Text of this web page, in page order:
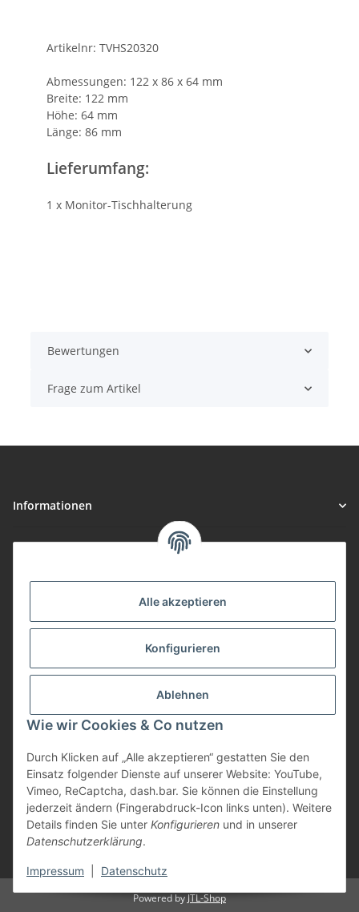
Alle akzeptieren
Konfigurieren
Ablehnen
Wie wir Cookies & Co nutzen
Durch Klicken auf „Alle akzeptieren“ gestatten Sie den
Einsatz folgender Dienste auf unserer Website: YouTube,
Vimeo, ReCaptcha, dash.bar. Sie können die Einstellung
jederzeit ändern (Fingerabdruck-Icon links unten). Weitere
Details finden Sie unter Konfigurieren und in unserer
Datenschutzerklärung.
Impressum Datenschutz
Artikelnr: TVHS20320
Abmessungen: 122 x 86 x 64 mm
Breite: 122 mm
Höhe: 64 mm
Länge: 86 mm
Lieferumfang:
1 x Monitor-Tischhalterung
Bewertungen
Frage zum Artikel
Informationen
Gute Preis/Leistung
viele Zahlungsarten
Günstige Versandkosten
Zahlungsarten
Powered byJTL-Shop